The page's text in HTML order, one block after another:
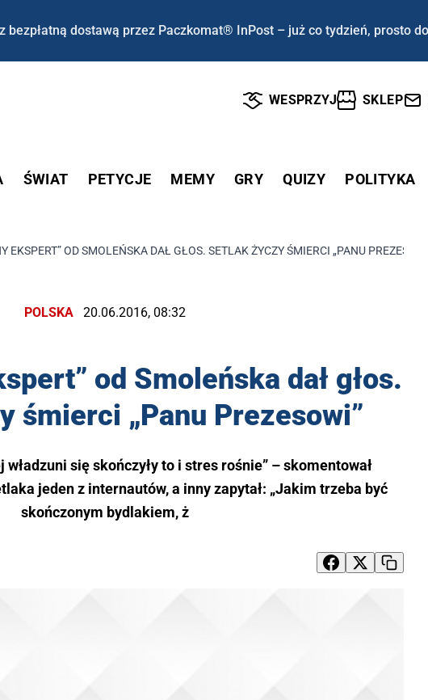
bezpłatną dostawą przez Paczkomat® InPost – już co tydzień, prosto
WESPRZYJ SKLEP
ŚWIAT PETYCJE MEMY GRY QUIZY POLITYKA
EKSPERT” OD SMOLEŃSKA DAŁ GŁOS. SETLAK ŻYCZY ŚMIERCI „PANU PREZESOWI”
POLSKA 20.06.2016, 08:32
od Smoleńska dał głos.
śmierci „Panu Prezesowi”
się skończyły to i stres rośnie” – skomentował
jeden z internautów, a inny zapytał: „Jakim trzeba być
skończonym bydlakiem, ż